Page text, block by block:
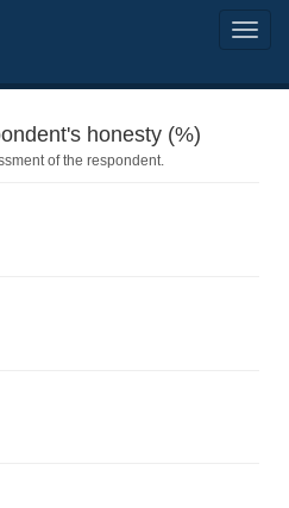
honesty (%)
of the respondent.